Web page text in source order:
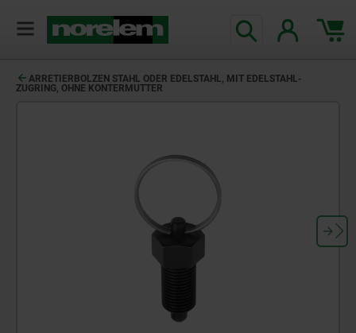
ARRETIERBOLZEN STAHL ODER EDELSTAHL, MIT EDELSTAHL-
ZUGRING, OHNE KONTERMUTTER